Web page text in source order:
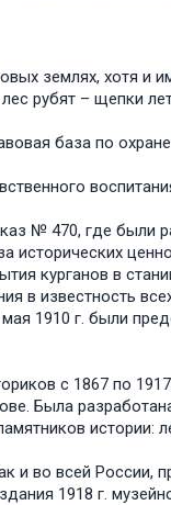
землях, хотя и
рубят – щепки
база по
№ 470, где были
курганов в
в известность
1910 г. были
с 1867 по
Была
истории:
и во всей России,
1918 г.